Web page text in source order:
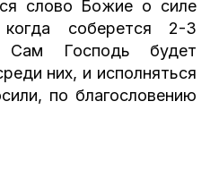
слово Божие о силе
соберется 2-3
Сам Господь будет
них, и исполняться
по благословению